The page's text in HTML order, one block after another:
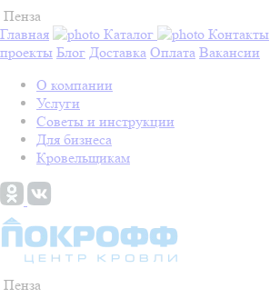
Пенза
Главная
Каталог Контакты
проекты Блог Доставка Оплата Вакансии
О компании
Услуги
Советы и инструкции
Для бизнеса
Кровельщикам
Пенза